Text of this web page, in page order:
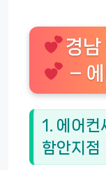
경
–
1. 에어컨
함안지점